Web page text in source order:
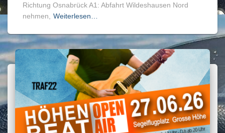
Richtung Osnabrück A1: Abfahrt Wildeshausen Nord
nehmen,
Weiterlesen…